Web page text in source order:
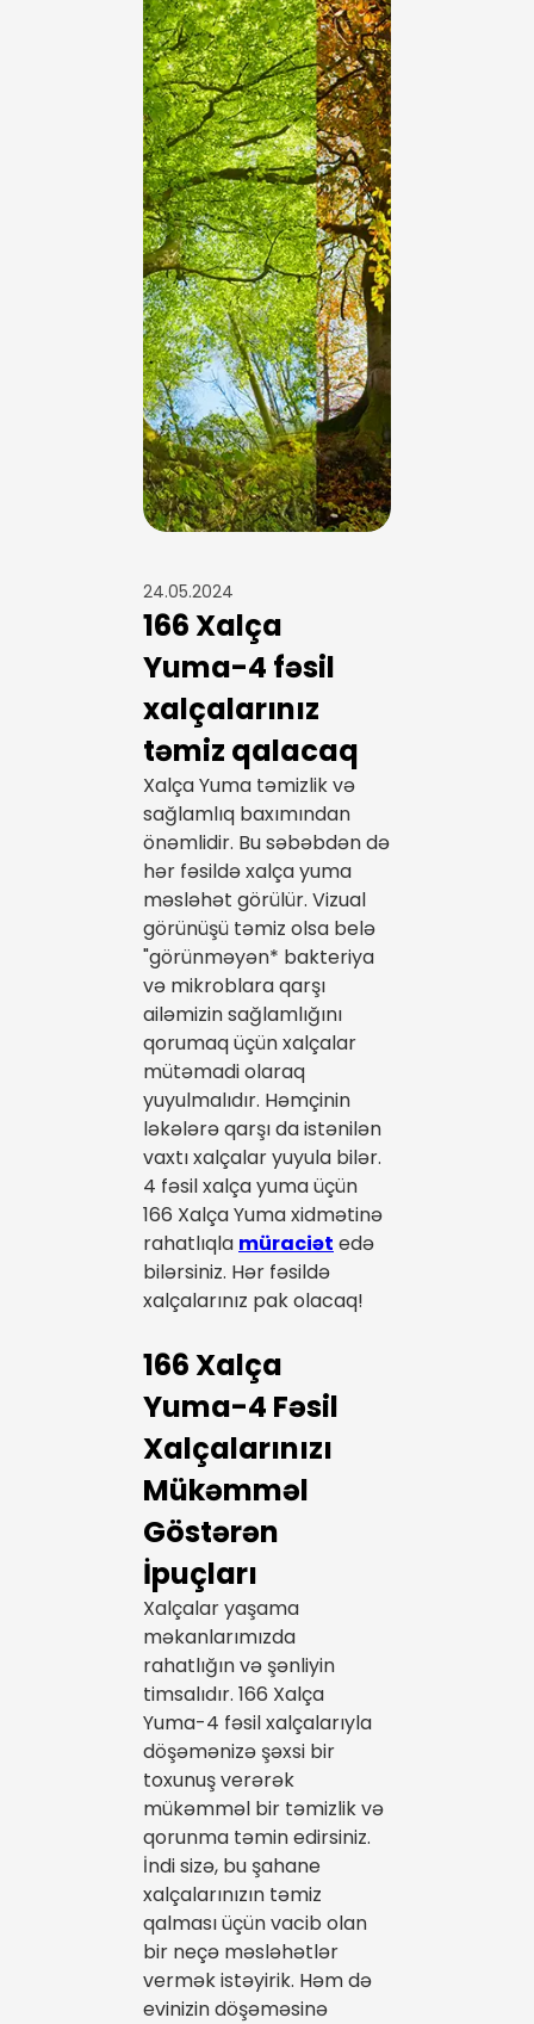
24.05.2024
166 Xalça
Yuma-4 fəsil
xalçalarınız
təmiz qalacaq
Xalça Yuma təmizlik və
sağlamlıq baxımından
önəmlidir. Bu səbəbdən də
hər fəsildə xalça yuma
məsləhət görülür. Vizual
görünüşü təmiz olsa belə
"görünməyən* bakteriya
və mikroblara qarşı
ailəmizin sağlamlığını
qorumaq üçün xalçalar
mütəmadi olaraq
yuyulmalıdır. Həmçinin
ləkələrə qarşı da istənilən
vaxtı xalçalar yuyula bilər.
4 fəsil xalça yuma üçün
166 Xalça Yuma xidmətinə
rahatlıqla müraciət edə
bilərsiniz. Hər fəsildə
xalçalarınız pak olacaq!
166 Xalça
Yuma-4 Fəsil
Xalçalarınızı
Mükəmməl
Göstərən
İpuçları
Xalçalar yaşama
məkanlarımızda
rahatlığın və şənliyin
timsalıdır. 166 Xalça
Yuma-4 fəsil xalçalarıyla
döşəmənizə şəxsi bir
toxunuş verərək
mükəmməl bir təmizlik və
qorunma təmin edirsiniz.
İndi sizə, bu şahane
xalçalarınızın təmiz
qalması üçün vacib olan
bir neçə məsləhətlər
vermək istəyirik. Həm də
evinizin döşəməsinə